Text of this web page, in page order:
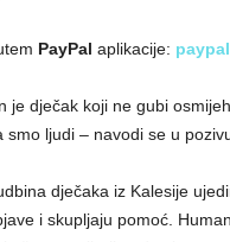
PayPal aplikacije:
je dječak koji ne gubi
smo ljudi – navodi se u
dječaka iz Kalesije
i skupljaju pomoć.